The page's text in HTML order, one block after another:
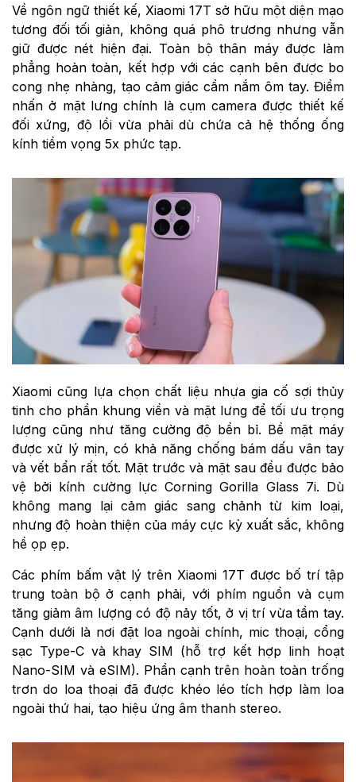
Về ngôn ngữ thiết kế, Xiaomi 17T sở hữu một diện mạo
tương đối tối giản, không quá phô trương nhưng vẫn
giữ được nét hiện đại. Toàn bộ thân máy được làm
phẳng hoàn toàn, kết hợp với các cạnh bên được bo
cong nhẹ nhàng, tạo cảm giác cầm nắm ôm tay. Điểm
nhấn ở mặt lưng chính là cụm camera được thiết kế
đối xứng, độ lồi vừa phải dù chứa cả hệ thống ống
kính tiềm vọng 5x phức tạp.
Xiaomi cũng lựa chọn chất liệu nhựa gia cố sợi thủy
tinh cho phần khung viền và mặt lưng để tối ưu trọng
lượng cũng như tăng cường độ bền bỉ. Bề mặt máy
được xử lý mịn, có khả năng chống bám dấu vân tay
và vết bẩn rất tốt. Mặt trước và mặt sau đều được bảo
vệ bởi kính cường lực Corning Gorilla Glass 7i. Dù
không mang lại cảm giác sang chảnh từ kim loại,
nhưng độ hoàn thiện của máy cực kỳ xuất sắc, không
hề ọp ẹp.
Các phím bấm vật lý trên Xiaomi 17T được bố trí tập
trung toàn bộ ở cạnh phải, với phím nguồn và cụm
tăng giảm âm lượng có độ nảy tốt, ở vị trí vừa tầm tay.
Cạnh dưới là nơi đặt loa ngoài chính, mic thoại, cổng
sạc Type-C và khay SIM (hỗ trợ kết hợp linh hoạt
Nano-SIM và eSIM). Phần cạnh trên hoàn toàn trống
trơn do loa thoại đã được khéo léo tích hợp làm loa
ngoài thứ hai, tạo hiệu ứng âm thanh stereo.